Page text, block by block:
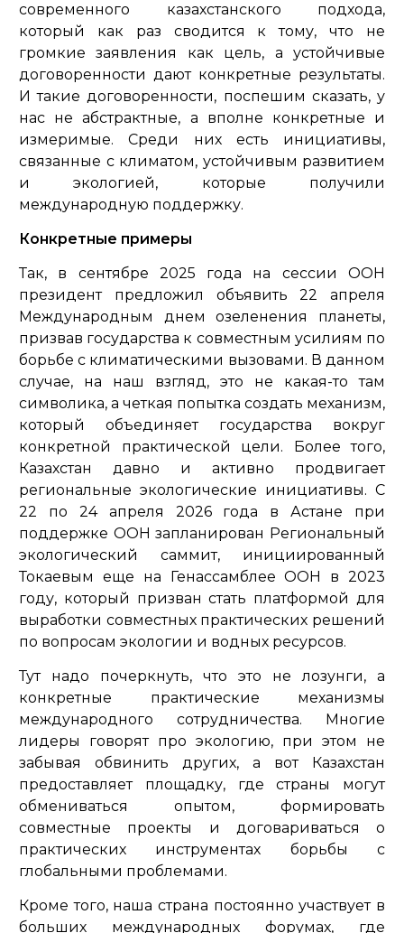
современного казахстанского подхода,
который как раз сводится к тому, что не
громкие заявления как цель, а устойчивые
договоренности дают конкретные результаты.
И такие договоренности, поспешим сказать, у
нас не абстрактные, а вполне конкретные и
измеримые. Среди них есть инициативы,
связанные с климатом, устойчивым развитием
и экологией, которые получили
международную поддержку.
Конкретные примеры
Так, в сентябре 2025 года на сессии ООН
президент предложил объявить 22 апреля
Международным днем озеленения планеты,
призвав государства к совместным усилиям по
борьбе с климатическими вызовами. В данном
случае, на наш взгляд, это не какая-то там
символика, а четкая попытка создать механизм,
который объединяет государства вокруг
конкретной практической цели. Более того,
Казахстан давно и активно продвигает
региональные экологические инициативы. С
22 по 24 апреля 2026 года в Астане при
поддержке ООН запланирован Региональный
экологический саммит, инициированный
Токаевым еще на Генассамблее ООН в 2023
году, который призван стать платформой для
выработки совместных практических решений
по вопросам экологии и водных ресурсов.
Тут надо почеркнуть, что это не лозунги, а
конкретные практические механизмы
международного сотрудничества. Многие
лидеры говорят про экологию, при этом не
забывая обвинить других, а вот Казахстан
предоставляет площадку, где страны могут
обмениваться опытом, формировать
совместные проекты и договариваться о
практических инструментах борьбы с
глобальными проблемами.
Кроме того, наша страна постоянно участвует в
больших международных форумах, где